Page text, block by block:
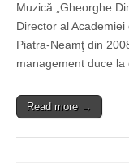
Muzică „Gheorghe
Director al
Piatra-Neamţ din
management duce
Read more →